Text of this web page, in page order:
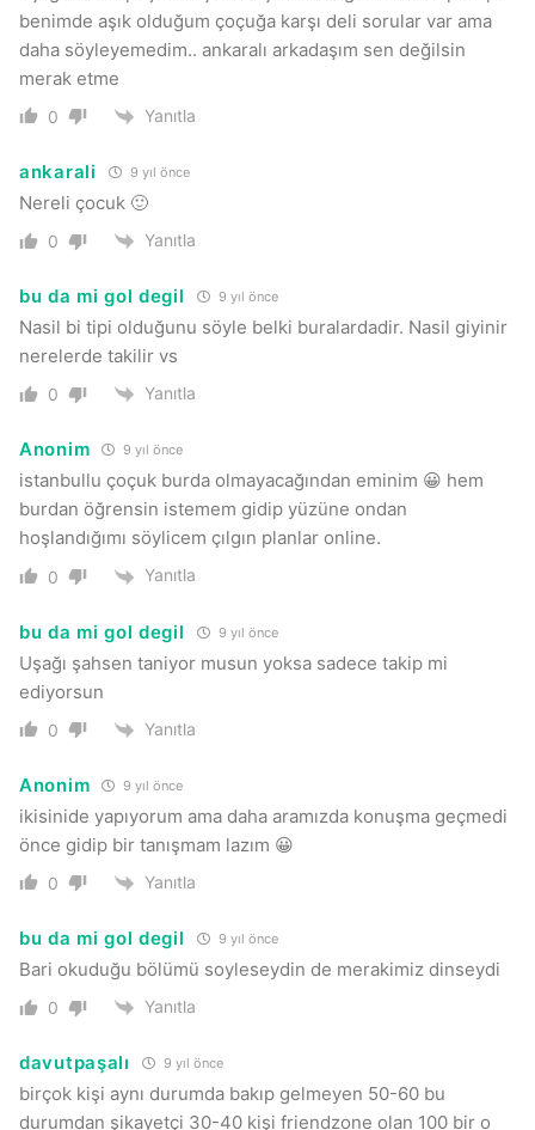
benimde aşık olduğum çoçuğa karşı deli sorular var ama
daha söyleyemedim.. ankaralı arkadaşım sen değilsin
merak etme
0 Yanıtla
ankarali 9 yıl önce
Nereli çocuk 🙂
0 Yanıtla
bu da mi gol degil 9 yıl önce
Nasil bi tipi olduğunu söyle belki buralardadir. Nasil giyinir
nerelerde takilir vs
0 Yanıtla
Anonim 9 yıl önce
istanbullu çoçuk burda olmayacağından eminim 😀 hem
burdan öğrensin istemem gidip yüzüne ondan
hoşlandığımı söylicem çılgın planlar online.
0 Yanıtla
bu da mi gol degil 9 yıl önce
Uşağı şahsen taniyor musun yoksa sadece takip mi
ediyorsun
0 Yanıtla
Anonim 9 yıl önce
ikisinide yapıyorum ama daha aramızda konuşma geçmedi
önce gidip bir tanışmam lazım 😀
0 Yanıtla
bu da mi gol degil 9 yıl önce
Bari okuduğu bölümü soyleseydin de merakimiz dinseydi
0 Yanıtla
davutpaşalı 9 yıl önce
birçok kişi aynı durumda bakıp gelmeyen 50-60 bu
durumdan şikayetçi 30-40 kişi friendzone olan 100 bir o